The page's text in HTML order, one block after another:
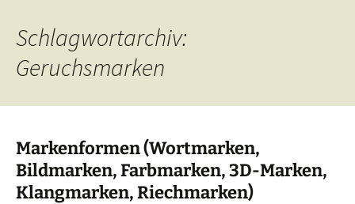
Schlagwortarchiv:
Geruchsmarken
Markenformen (Wortmarken,
Bildmarken, Farbmarken, 3D-Marken,
Klangmarken, Riechmarken)